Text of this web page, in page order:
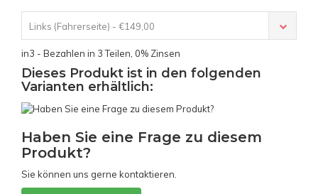
Links (Fahrerseite) - €149,00
in3 - Bezahlen in 3 Teilen, 0% Zinsen
Dieses Produkt ist in den folgenden
Varianten erhältlich:
Haben Sie eine Frage zu diesem
Produkt?
Sie können uns gerne kontaktieren.